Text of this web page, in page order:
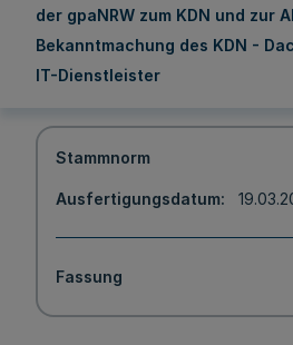
der gpaNRW zum KDN und zur
Bekanntmachung des KDN -
IT-Dienstleister
Stammnorm
Ausfertigungsdatum
Fassung